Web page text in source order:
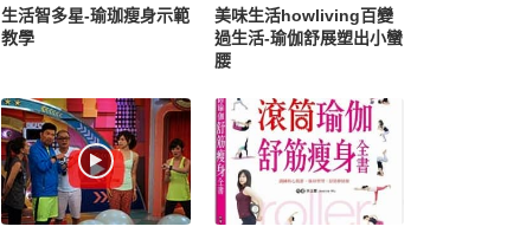
生活智多星-瑜珈瘦身示範
教學
美味生活howliving百變
過生活-瑜伽舒展塑出小蠻
腰